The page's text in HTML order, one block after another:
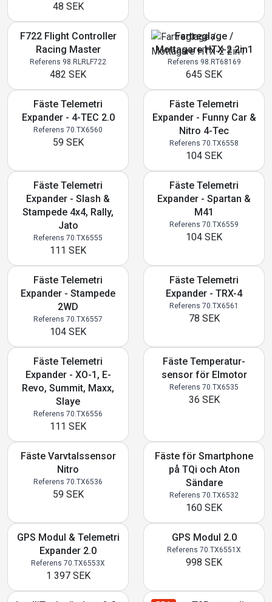
48 SEK
F722 Flight Controller
Racing Master
Referens 98.RLRLF722
482 SEK
Fartreglage /
Mottagare HTX-2 2in1
Referens 98.RT68169
645 SEK
Fäste Telemetri
Expander - 4-TEC 2.0
Referens 70.TX6560
59 SEK
Fäste Telemetri
Expander - Funny Car &
Nitro 4-Tec
Referens 70.TX6558
104 SEK
Fäste Telemetri
Expander - Slash &
Stampede 4x4, Rally,
Jato
Referens 70.TX6555
111 SEK
Fäste Telemetri
Expander - Spartan &
M41
Referens 70.TX6559
104 SEK
Fäste Telemetri
Expander - Stampede
2WD
Referens 70.TX6557
104 SEK
Fäste Telemetri
Expander - TRX-4
Referens 70.TX6561
78 SEK
Fäste Telemetri
Expander - XO-1, E-
Revo, Summit, Maxx,
Slaye
Referens 70.TX6556
111 SEK
Fäste Temperatur-
sensor för Elmotor
Referens 70.TX6535
36 SEK
Fäste Varvtalssensor
Nitro
Referens 70.TX6536
59 SEK
Fäste för Smartphone
på TQi och Aton
Sändare
Referens 70.TX6532
160 SEK
GPS Modul & Telemetri
Expander 2.0
Referens 70.TX6553X
1 397 SEK
GPS Modul 2.0
Referens 70.TX6551X
998 SEK